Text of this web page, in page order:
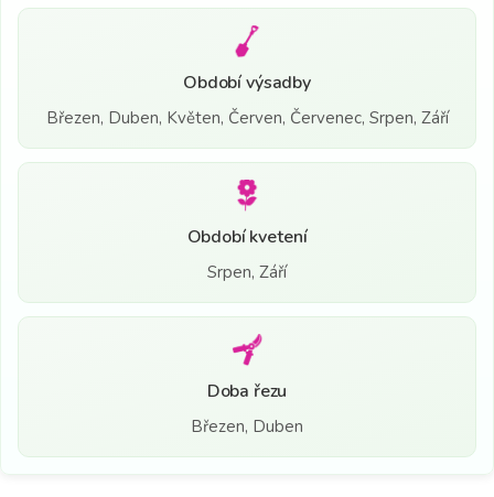
Období výsadby
Březen, Duben, Květen, Červen, Červenec, Srpen, Září
Období kvetení
Srpen, Září
Doba řezu
Březen, Duben